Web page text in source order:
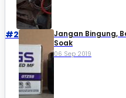
#2
Jangan Bingung,
Soak
06 Sep 2019